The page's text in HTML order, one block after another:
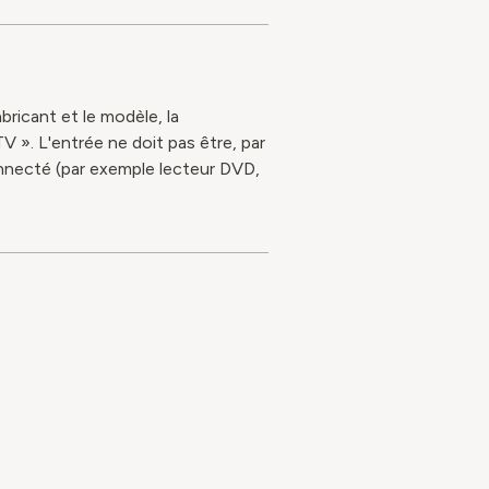
et le modèle, la
». L'entrée ne doit pas être, par
(par exemple lecteur DVD,